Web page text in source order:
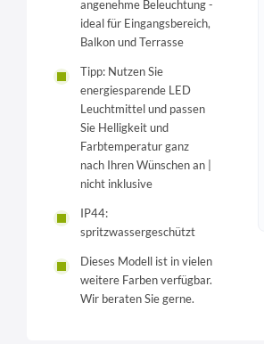
angenehme Beleuchtung -
ideal für Eingangsbereich,
Balkon und Terrasse
Tipp: Nutzen Sie
energiesparende LED
Leuchtmittel und passen
Sie Helligkeit und
Farbtemperatur ganz
nach Ihren Wünschen an |
nicht inklusive
IP44:
spritzwassergeschützt
Dieses Modell ist in vielen
weitere Farben verfügbar.
Wir beraten Sie gerne.